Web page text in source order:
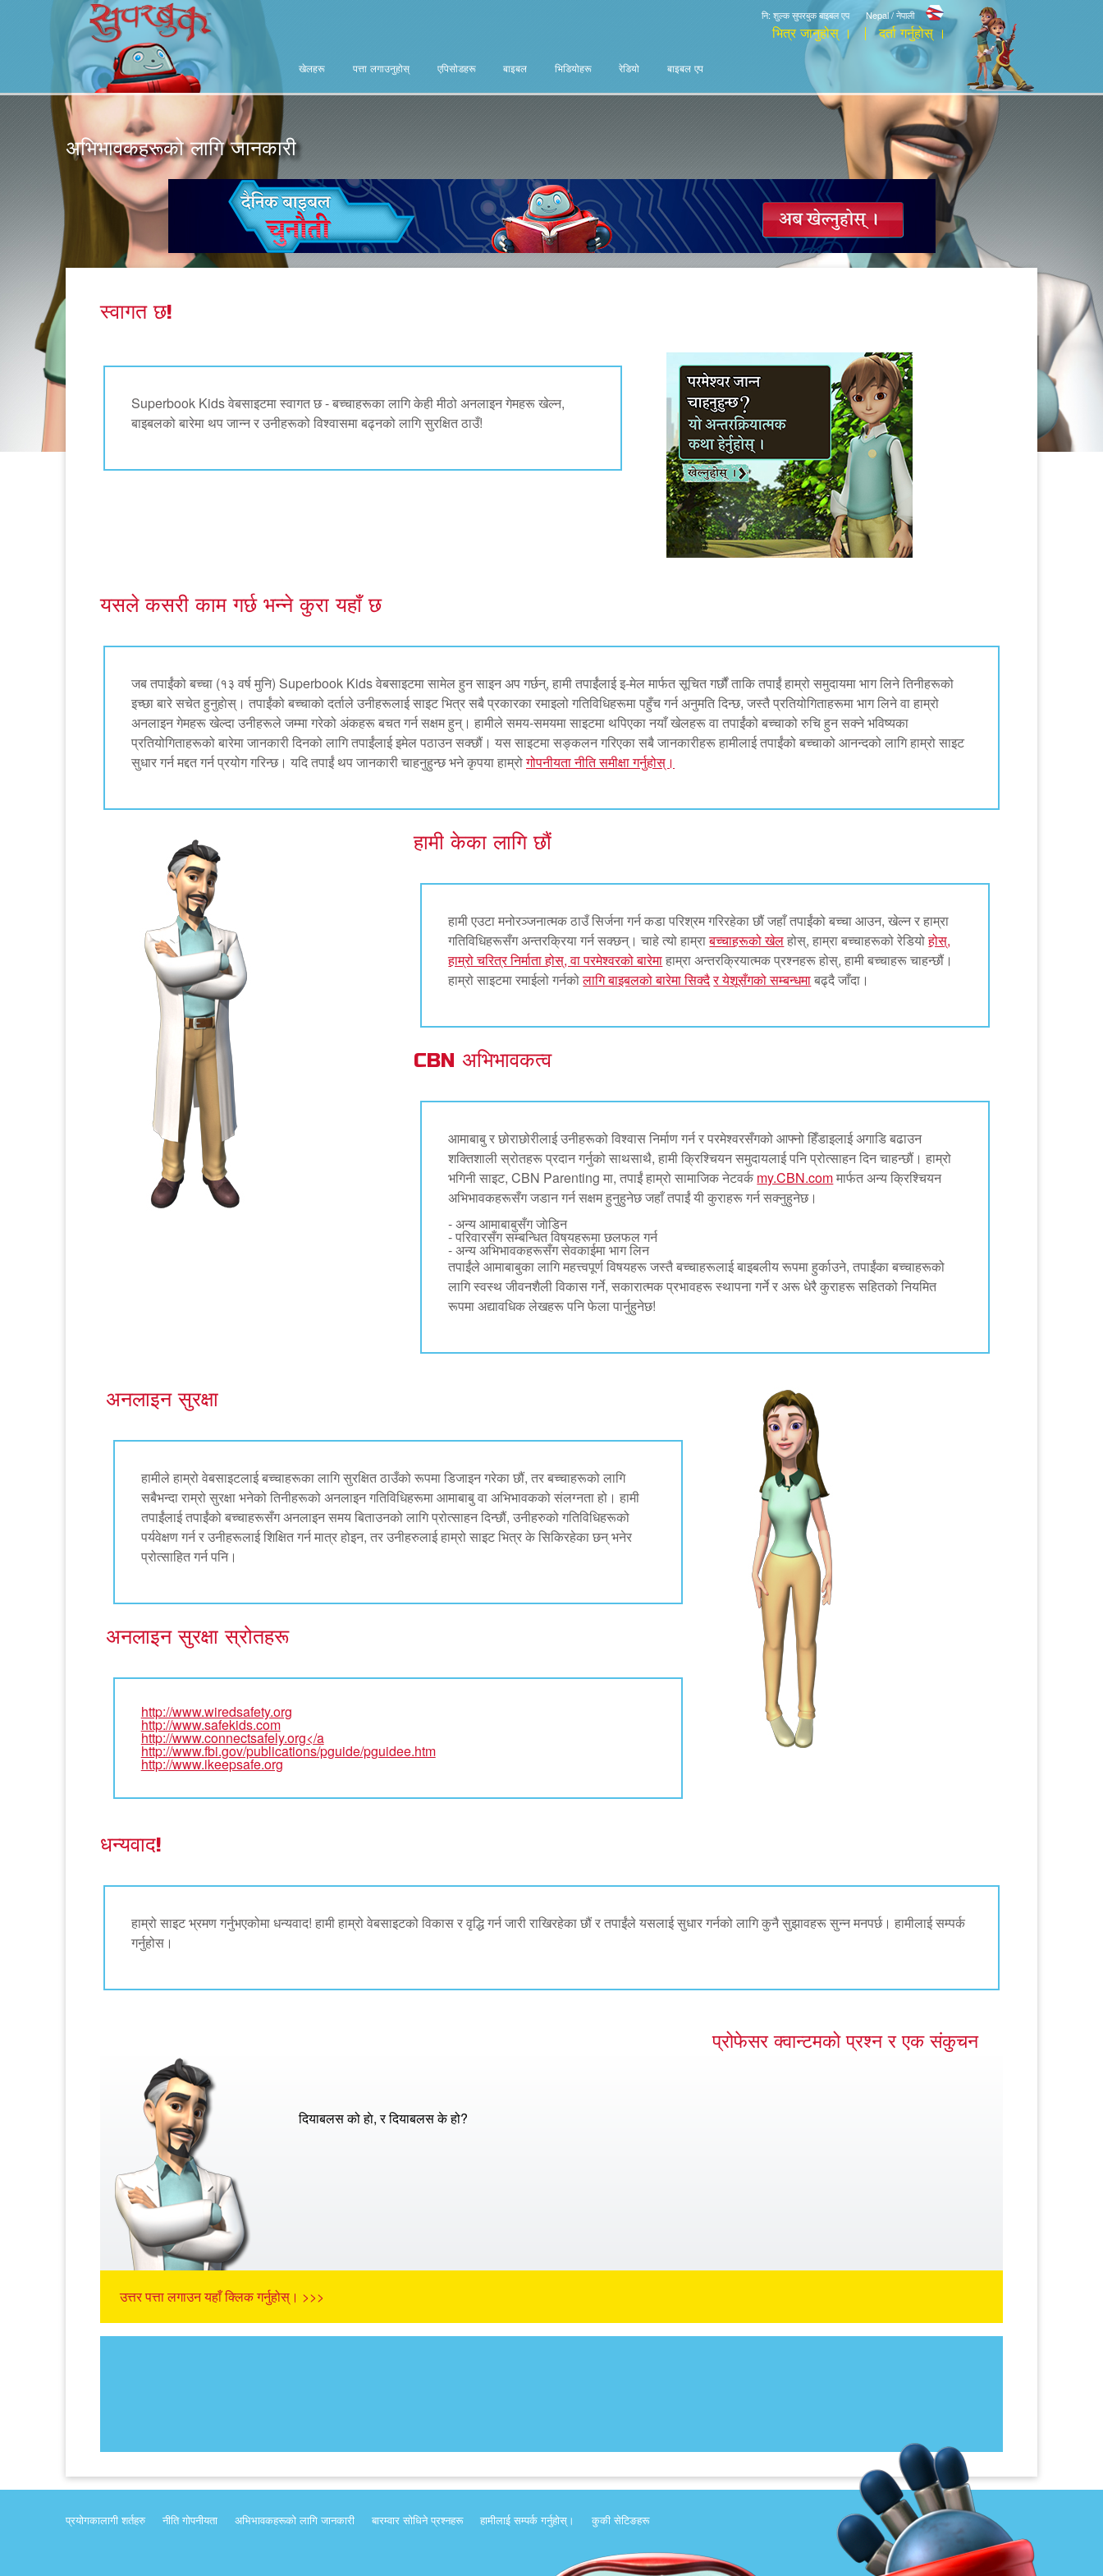
Nepal / नेपाली
नि: शुल्क सुपरबुक बाइबल एप
भित्र जानुहोस् । दर्ता गर्नुहोस् ।
खेलहरू पत्ता लगाउनुहोस् एपिसोडहरू बाइबल भिडियोहरू रेडियो बाइबल एप
अभिभावकहरूको लागि जानकारी
स्वागत छ!
Superbook Kids वेबसाइटमा स्वागत छ - बच्चाहरूका लागि केही मीठो अनलाइन गेमहरू खेल्न,
बाइबलको बारेमा थप जान्न र उनीहरूको विश्वासमा बढ्नको लागि सुरक्षित ठाउँ!
यसले कसरी काम गर्छ भन्ने कुरा यहाँ छ
जब तपाईंको बच्चा (१३ वर्ष मुनि) Superbook Kids वेबसाइटमा सामेल हुन साइन अप गर्छन्, हामी तपाईंलाई इ-मेल मार्फत सूचित गर्छौं ताकि तपाईं हाम्रो समुदायमा भाग लिने तिनीहरूको
इच्छा बारे सचेत हुनुहाेस्। तपाईंको बच्चाको दर्ताले उनीहरूलाई साइट भित्र सबै प्रकारका रमाइलो गतिविधिहरूमा पहुँच गर्न अनुमति दिन्छ, जस्तै प्रतियोगिताहरूमा भाग लिने वा हाम्रो
अनलाइन गेमहरू खेल्दा उनीहरूले जम्मा गरेको अंकहरू बचत गर्न सक्षम हुन्। हामीले समय-समयमा साइटमा थपिएका नयाँ खेलहरू वा तपाईंको बच्चाको रुचि हुन सक्ने भविष्यका
प्रतियोगिताहरूको बारेमा जानकारी दिनको लागि तपाईंलाई इमेल पठाउन सक्छौं। यस साइटमा सङ्कलन गरिएका सबै जानकारीहरू हामीलाई तपाईंको बच्चाको आनन्दको लागि हाम्रो साइट
सुधार गर्न मद्दत गर्न प्रयोग गरिन्छ। यदि तपाईं थप जानकारी चाहनुहुन्छ भने कृपया हाम्रोगोपनीयता नीति समीक्षा गर्नुहोस्।
हामी केका लागि छौं
हामी एउटा मनोरञ्जनात्मक ठाउँ सिर्जना गर्न कडा परिश्रम गरिरहेका छौं जहाँ तपाईंको बच्चा आउन, खेल्न र हाम्रा
गतिविधिहरूसँग अन्तरक्रिया गर्न सक्छन्। चाहे त्यो हाम्राबच्चाहरूको खेलहोस्, हाम्रा बच्चाहरूको रेडियोहोस्,
हाम्रो चरित्र निर्माता होस्, वा परमेश्वरको बारेमाहाम्रा अन्तरक्रियात्मक प्रश्नहरू होस्, हामी बच्चाहरू चाहन्छौं।
हाम्रो साइटमा रमाईलो गर्नकोलागि बाइबलको बारेमा सिक्दैर येशूसँगको सम्बन्धमाबढ्दै जाँदा।
CBN अभिभावकत्व
आमाबाबु र छोराछोरीलाई उनीहरूको विश्वास निर्माण गर्न र परमेश्वरसँगको आफ्नो हिँडाइलाई अगाडि बढाउन
शक्तिशाली स्रोतहरू प्रदान गर्नुको साथसाथै, हामी क्रिश्चियन समुदायलाई पनि प्रोत्साहन दिन चाहन्छौं। हाम्रो
भगिनी साइट, CBN Parenting मा, तपाईं हाम्रो सामाजिक नेटवर्क my.CBN.comमार्फत अन्य क्रिश्चियन
अभिभावकहरूसँग जडान गर्न सक्षम हुनुहुनेछ जहाँ तपाईं यी कुराहरू गर्न सक्नुहुनेछ।
- अन्य आमाबाबुसँग जाेडिन
- परिवारसँग सम्बन्धित विषयहरूमा छलफल गर्न
- अन्य अभिभावकहरूसँग सेवकाईमा भाग लिन
तपाईंले आमाबाबुका लागि महत्त्वपूर्ण विषयहरू जस्तै बच्चाहरूलाई बाइबलीय रूपमा हुर्काउने, तपाईंका बच्चाहरूको
लागि स्वस्थ जीवनशैली विकास गर्ने, सकारात्मक प्रभावहरू स्थापना गर्ने र अरू धेरै कुराहरू सहितको नियमित
रूपमा अद्यावधिक लेखहरू पनि फेला पार्नुहुनेछ!
अनलाइन सुरक्षा
हामीले हाम्रो वेबसाइटलाई बच्चाहरूका लागि सुरक्षित ठाउँको रूपमा डिजाइन गरेका छौं, तर बच्चाहरूको लागि
सबैभन्दा राम्रो सुरक्षा भनेको तिनीहरूको अनलाइन गतिविधिहरूमा आमाबाबु वा अभिभावकको संलग्नता हो। हामी
तपाईंलाई तपाईंको बच्चाहरूसँग अनलाइन समय बिताउनको लागि प्रोत्साहन दिन्छौं, उनीहरुको गतिविधिहरूको
पर्यवेक्षण गर्न र उनीहरूलाई शिक्षित गर्न मात्र होइन, तर उनीहरुलाई हाम्रो साइट भित्र के सिकिरहेका छन् भनेर
प्रोत्साहित गर्न पनि।
अनलाइन सुरक्षा स्रोतहरू
http://www.wiredsafety.org
http://www.safekids.com
http://www.connectsafely.org</a
http://www.fbi.gov/publications/pguide/pguidee.htm
http://www.ikeepsafe.org
धन्यवाद!
हाम्रो साइट भ्रमण गर्नुभएकोमा धन्यवाद! हामी हाम्रो वेबसाइटको विकास र वृद्धि गर्न जारी राखिरहेका छौं र तपाईंले यसलाई सुधार गर्नको लागि कुनै सुझावहरू सुन्न मनपर्छ। हामीलाई सम्पर्क
गर्नुहोस।
प्रोफेसर क्वान्टमको प्रश्न र एक संकुचन
दियाबलस को हाे, र दियाबलस के हो?
उत्तर पत्ता लगाउन यहाँ क्लिक गर्नुहोस्। >>>
प्रयोगकालागी शर्तहरु नीति गोपनीयता अभिभावकहरूको लागि जानकारी बारम्वार साेधिने प्रश्नहरू हामीलाई सम्पर्क गर्नुहोस्। कुकी सेटिङहरू